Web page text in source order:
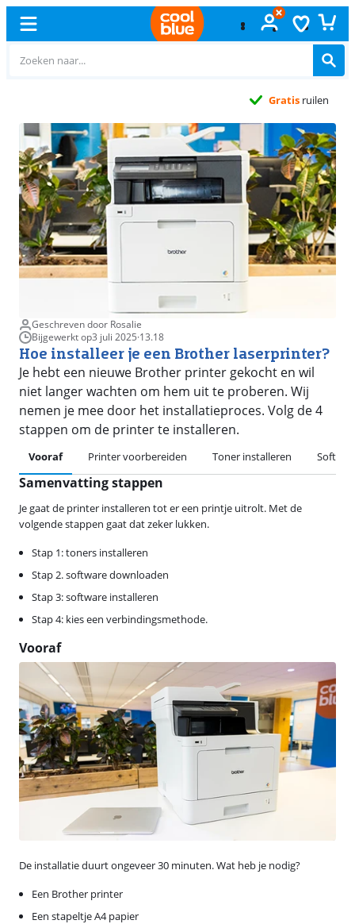
Geschreven door Rosalie
Bijgewerkt op3 juli 2025·13.18
Hoe installeer je een Brother laserprinter?
Je hebt een nieuwe Brother printer gekocht en wil
niet langer wachten om hem uit te proberen. Wij
nemen je mee door het installatieproces. Volg de 4
stappen om de printer te installeren.
Vooraf Printer voorbereiden Toner installeren
Samenvatting stappen
Je gaat de printer installeren tot er een printje uitrolt. Met de
volgende stappen gaat dat zeker lukken.
Stap 1: toners installeren
Stap 2. software downloaden
Stap 3: software installeren
Stap 4: kies een verbindingsmethode.
Vooraf
De installatie duurt ongeveer 30 minuten. Wat heb je nodig?
Een Brother printer
Een stapeltje A4 papier